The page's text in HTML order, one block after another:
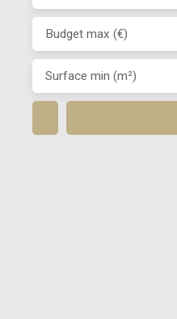
Budget max (€)
Surface min (m²)